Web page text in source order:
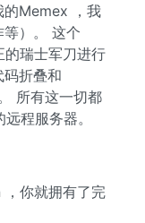
的Memex ，我
）。 这个
瑞士军刀进行
折叠和
所有这一切都
程服务器。
你就拥有了完